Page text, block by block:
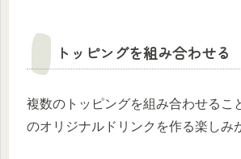
トッピングを組み合わせる
複数のトッピングを組み合わせるこ
のオリジナルドリンクを作る楽しみ